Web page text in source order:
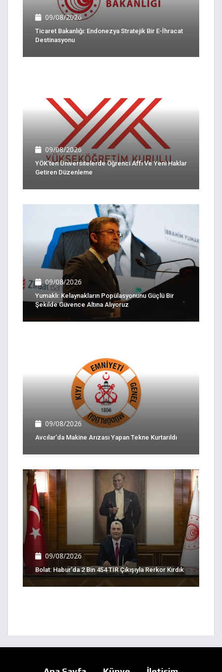
09/08/2026
Ticaret Bakanlığı: Endonezya Stratejik Bir E-İhracat
Destinasyonu
09/08/2026
YÖK’ten Üniversitelerde Öğrenci Affı Ve Yeni Haklar
Getiren Düzenleme
09/08/2026
Yumaklı: Kelaynakların Popülasyonunu Güçlü Bir
Şekilde Güvence Altına Alıyoruz
09/08/2026
Avcılar’da Makine Arızası Yapan Tekne Kurtarıldı
09/08/2026
Bolat: Habur’da 2 Bin 454 TIR Çıkışıyla Rerkor Kırdık